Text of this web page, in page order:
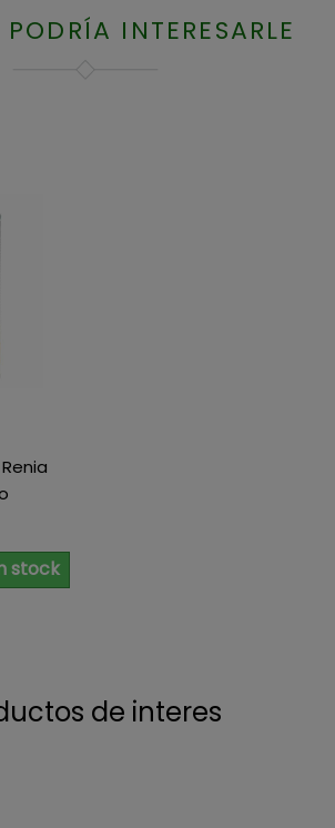
INTERESARLE
stock
de interes